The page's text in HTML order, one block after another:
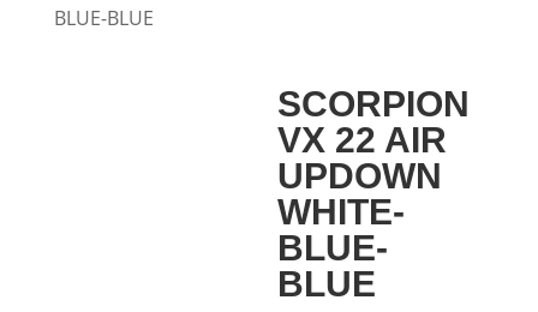
BLUE-BLUE
SCORPION
VX 22 AIR
UPDOWN
WHITE-
BLUE-
BLUE